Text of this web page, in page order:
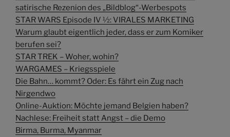
satirische Rezenion des „Bildblog“-Werbespots
STAR WARS Episode IV ½: VIRALES MARKETING
Warum glaubt eigentlich jeder, dass er zum Komiker
berufen sei?
STAR TREK – Woher, wohin?
WARGAMES – Kriegsspiele
Die Bahn… kommt? Oder: Es fährt ein Zug nach
Nirgendwo
Online-Auktion: Möchte jemand Belgien haben?
Nachlese: Freiheit statt Angst – die Demo
Birma, Burma, Myanmar